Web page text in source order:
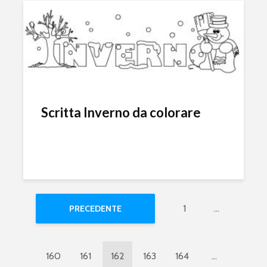
Scritta Inverno da colorare
PRECEDENTE 1 …
160 161 162 163 164 …